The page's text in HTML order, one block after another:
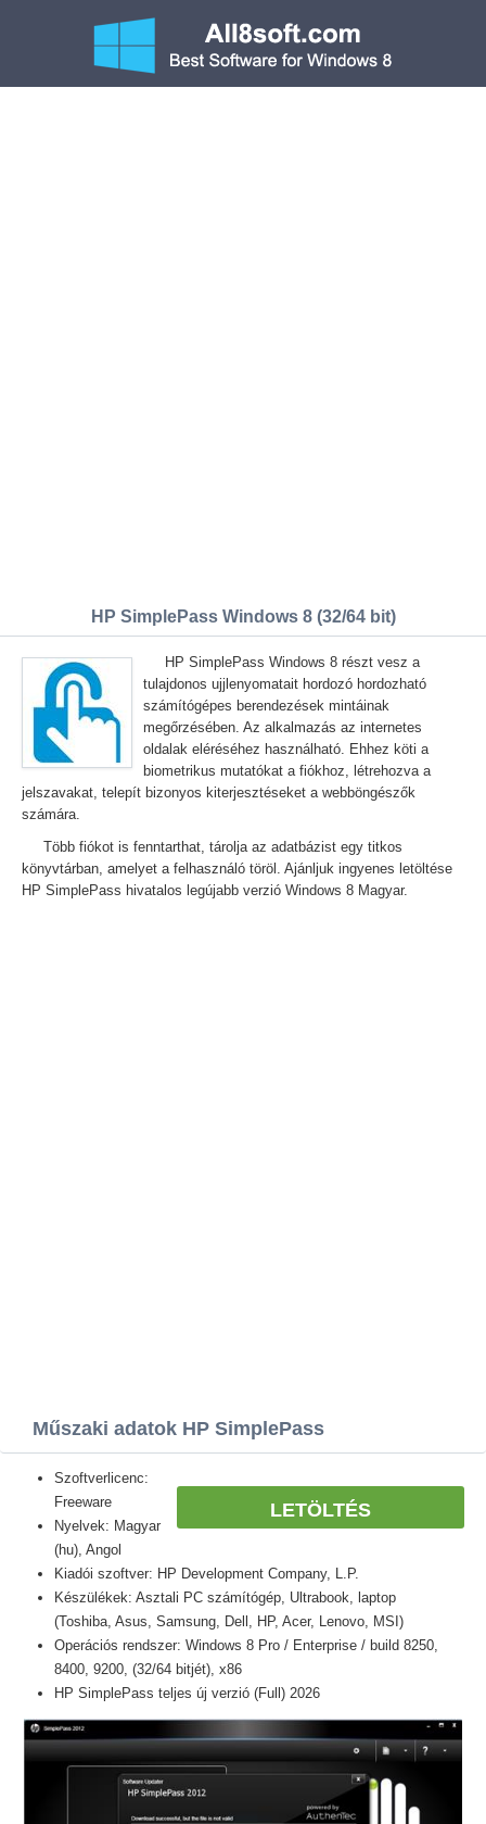
HP SimplePass Windows 8 (32/64 bit)
HP SimplePass Windows 8 részt vesz a
tulajdonos ujjlenyomatait hordozó hordozható
számítógépes berendezések mintáinak
megőrzésében. Az alkalmazás az internetes
oldalak eléréséhez használható. Ehhez köti a
biometrikus mutatókat a fiókhoz, létrehozva a
jelszavakat, telepít bizonyos kiterjesztéseket a webböngészők
számára.
Több fiókot is fenntarthat, tárolja az adatbázist egy titkos
könyvtárban, amelyet a felhasználó töröl. Ajánljuk ingyenes letöltése
HP SimplePass hivatalos legújabb verzió Windows 8 Magyar.
Műszaki adatok HP SimplePass
LETÖLTÉS
Szoftverlicenc:
Freeware
Nyelvek: Magyar
(hu), Angol
Kiadói szoftver: HP Development Company, L.P.
Készülékek: Asztali PC számítógép, Ultrabook, laptop
(Toshiba, Asus, Samsung, Dell, HP, Acer, Lenovo, MSI)
Operációs rendszer: Windows 8 Pro / Enterprise / build 8250,
8400, 9200, (32/64 bitjét), x86
HP SimplePass teljes új verzió (Full) 2026